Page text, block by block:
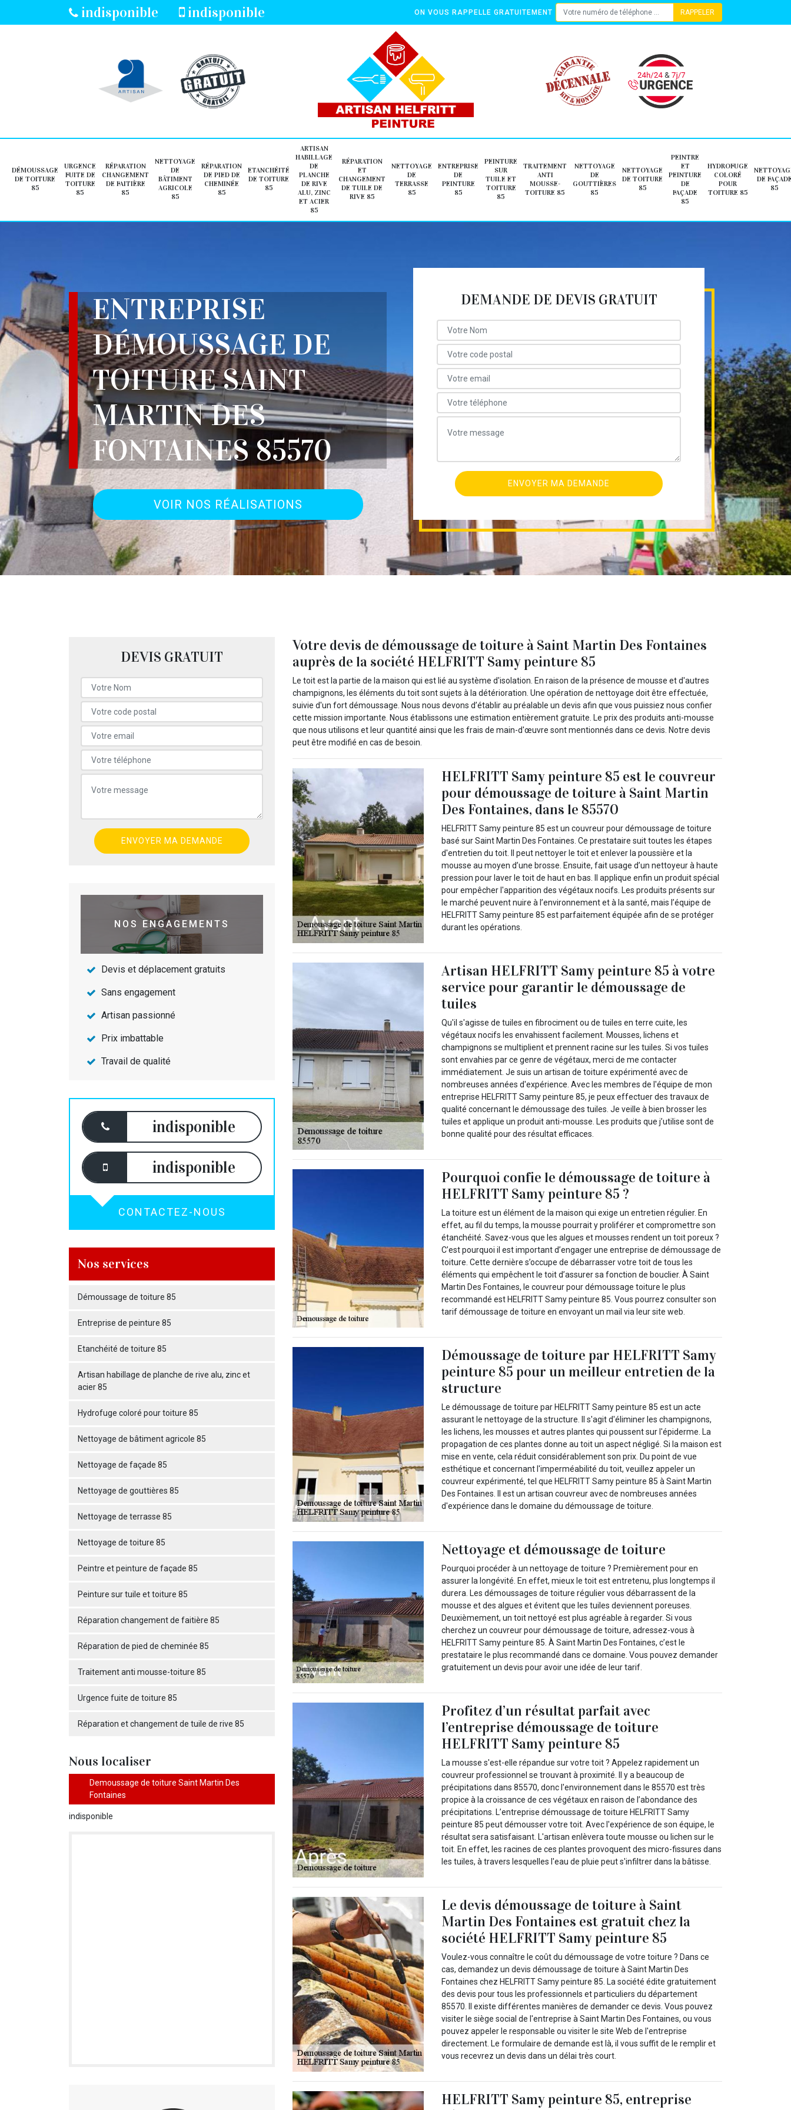
indisponible indisponible ON VOUS RAPPELLE GRATUITEMENT
DÉMOUSSAGE
DE TOITURE
85
URGENCE
FUITE DE
TOITURE
85
RÉPARATION
CHANGEMENT
DE FAITIÈRE
85
NETTOYAGE
DE
BÂTIMENT
AGRICOLE
85
RÉPARATION
DE PIED DE
CHEMINÉE
85
ETANCHÉITÉ
DE TOITURE
85
ARTISAN
HABILLAGE
DE
PLANCHE
DE RIVE
ALU, ZINC
ET ACIER
85
RÉPARATION
ET
CHANGEMENT
DE TUILE DE
RIVE 85
NETTOYAGE
DE
TERRASSE
85
ENTREPRISE
DE
PEINTURE
85
PEINTURE
SUR
TUILE ET
TOITURE
85
TRAITEMENT
ANTI
MOUSSE-
TOITURE 85
NETTOYAGE
DE
GOUTTIÈRES
85
NETTOYAGE
DE TOITURE
85
PEINTRE
ET
PEINTURE
DE
FAÇADE
85
HYDROFUGE
COLORÉ
POUR
TOITURE 85
DE
85
ENTREPRISE
DÉMOUSSAGE DE
TOITURE SAINT
MARTIN DES
FONTAINES 85570
VOIR NOS RÉALISATIONS
DEMANDE DE DEVIS GRATUIT
DEVIS GRATUIT
NOS ENGAGEMENTS
Devis et déplacement gratuits
Sans engagement
Artisan passionné
Prix imbattable
Travail de qualité
indisponible
indisponible
CONTACTEZ-NOUS
Nos services
Démoussage de toiture 85
Entreprise de peinture 85
Etanchéité de toiture 85
Artisan habillage de planche de rive alu, zinc et
acier 85
Hydrofuge coloré pour toiture 85
Nettoyage de bâtiment agricole 85
Nettoyage de façade 85
Nettoyage de gouttières 85
Nettoyage de terrasse 85
Nettoyage de toiture 85
Peintre et peinture de façade 85
Peinture sur tuile et toiture 85
Réparation changement de faitière 85
Réparation de pied de cheminée 85
Traitement anti mousse-toiture 85
Urgence fuite de toiture 85
Réparation et changement de tuile de rive 85
Nous localiser
Demoussage de toiture Saint Martin Des
Fontaines
indisponible
Votre devis de démoussage de toiture à Saint Martin Des Fontaines
auprès de la société HELFRITT Samy peinture 85
Le toit est la partie de la maison qui est lié au système d'isolation. En raison de la présence de mousse et d'autres
champignons, les éléments du toit sont sujets à la détérioration. Une opération de nettoyage doit être effectuée,
suivie d'un fort démoussage. Nous nous devons d’établir au préalable un devis afin que vous puissiez nous confier
cette mission importante. Nous établissons une estimation entièrement gratuite. Le prix des produits anti-mousse
que nous utilisons et leur quantité ainsi que les frais de main-d'œuvre sont mentionnés dans ce devis. Notre devis
peut être modifié en cas de besoin.
HELFRITT Samy peinture 85 est le couvreur
pour démoussage de toiture à Saint Martin
Des Fontaines, dans le 85570
HELFRITT Samy peinture 85 est un couvreur pour démoussage de toiture
basé sur Saint Martin Des Fontaines. Ce prestataire suit toutes les étapes
d'entretien du toit. Il peut nettoyer le toit et enlever la poussière et la
mousse au moyen d’une brosse. Ensuite, fait usage d’un nettoyeur à haute
pression pour laver le toit de haut en bas. Il applique enfin un produit spécial
pour empêcher l'apparition des végétaux nocifs. Les produits présents sur
le marché peuvent nuire à l’environnement et à la santé, mais l’équipe de
HELFRITT Samy peinture 85 est parfaitement équipée afin de se protéger
durant les opérations.
Artisan HELFRITT Samy peinture 85 à votre
service pour garantir le démoussage de
tuiles
Qu'il s'agisse de tuiles en fibrociment ou de tuiles en terre cuite, les
végétaux nocifs les envahissent facilement. Mousses, lichens et
champignons se multiplient et prennent racine sur les tuiles. Si vos tuiles
sont envahies par ce genre de végétaux, merci de me contacter
immédiatement. Je suis un artisan de toiture expérimenté avec de
nombreuses années d'expérience. Avec les membres de l'équipe de mon
entreprise HELFRITT Samy peinture 85, je peux effectuer des travaux de
qualité concernant le démoussage des tuiles. Je veille à bien brosser les
tuiles et applique un produit anti-mousse. Les produits que j’utilise sont de
bonne qualité pour des résultat efficaces.
Pourquoi confie le démoussage de toiture à
HELFRITT Samy peinture 85 ?
La toiture est un élément de la maison qui exige un entretien régulier. En
effet, au fil du temps, la mousse pourrait y proliférer et compromettre son
étanchéité. Savez-vous que les algues et mousses rendent un toit poreux ?
C’est pourquoi il est important d’engager une entreprise de démoussage de
toiture. Cette dernière s’occupe de débarrasser votre toit de tous les
éléments qui empêchent le toit d’assurer sa fonction de bouclier. À Saint
Martin Des Fontaines, le couvreur pour démoussage toiture le plus
recommandé est HELFRITT Samy peinture 85. Vous pourrez consulter son
tarif démoussage de toiture en envoyant un mail via leur site web.
Démoussage de toiture par HELFRITT Samy
peinture 85 pour un meilleur entretien de la
structure
Le démoussage de toiture par HELFRITT Samy peinture 85 est un acte
assurant le nettoyage de la structure. Il s'agit d'éliminer les champignons,
les lichens, les mousses et autres plantes qui poussent sur l'épiderme. La
propagation de ces plantes donne au toit un aspect négligé. Si la maison est
mise en vente, cela réduit considérablement son prix. Du point de vue
esthétique et concernant l'imperméabilité du toit, veuillez appeler un
couvreur expérimenté, tel que HELFRITT Samy peinture 85 à Saint Martin
Des Fontaines. Il est un artisan couvreur avec de nombreuses années
d'expérience dans le domaine du démoussage de toiture.
Nettoyage et démoussage de toiture
Pourquoi procéder à un nettoyage de toiture ? Premièrement pour en
assurer la longévité. En effet, mieux le toit est entretenu, plus longtemps il
durera. Les démoussages de toiture régulier vous débarrassent de la
mousse et des algues et évitent que les tuiles deviennent poreuses.
Deuxièmement, un toit nettoyé est plus agréable à regarder. Si vous
cherchez un couvreur pour démoussage de toiture, adressez-vous à
HELFRITT Samy peinture 85. À Saint Martin Des Fontaines, c’est le
prestataire le plus recommandé dans ce domaine. Vous pouvez demander
gratuitement un devis pour avoir une idée de leur tarif.
Profitez d’un résultat parfait avec
l’entreprise démoussage de toiture
HELFRITT Samy peinture 85
La mousse s'est-elle répandue sur votre toit ? Appelez rapidement un
couvreur professionnel se trouvant à proximité. Il y a beaucoup de
précipitations dans 85570, donc l'environnement dans le 85570 est très
propice à la croissance de ces végétaux en raison de l’abondance des
précipitations. L’entreprise démoussage de toiture HELFRITT Samy
peinture 85 peut démousser votre toit. Avec l'expérience de son équipe, le
résultat sera satisfaisant. L'artisan enlèvera toute mousse ou lichen sur le
toit. En effet, les racines de ces plantes provoquent des micro-fissures dans
les tuiles, à travers lesquelles l'eau de pluie peut s'infiltrer dans la bâtisse.
Le devis démoussage de toiture à Saint
Martin Des Fontaines est gratuit chez la
société HELFRITT Samy peinture 85
Voulez-vous connaître le coût du démoussage de votre toiture ? Dans ce
cas, demandez un devis démoussage de toiture à Saint Martin Des
Fontaines chez HELFRITT Samy peinture 85. La société édite gratuitement
des devis pour tous les professionnels et particuliers du département
85570. Il existe différentes manières de demander ce devis. Vous pouvez
visiter le siège social de l'entreprise à Saint Martin Des Fontaines, ou vous
pouvez appeler le responsable ou visiter le site Web de l'entreprise
directement. Le formulaire de demande est là, il vous suffit de le remplir et
vous recevrez un devis dans un délai très court.
HELFRITT Samy peinture 85, entreprise